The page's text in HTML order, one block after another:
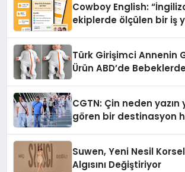
Cowboy English:
ekiplerde ölçülen bir iş
Türk Girişimci Annenin
Ürün ABD’de
CGTN: Çin neden
gören bir destinasyon
Suwen, Yeni Nesil
Algısını Değiştiriyor